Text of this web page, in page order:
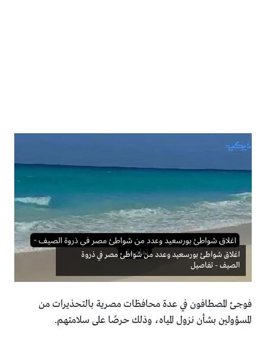
اغلاق شواطئ بورسعيد وعدد من شواطئ مصر في ذروة
الصيف - تفاصيل
فوجئ المصطافون في عدة محافظات مصرية بالتحذيرات من
المسؤولين بشأن نزول المياه، وذلك حرصًا على سلامتهم.